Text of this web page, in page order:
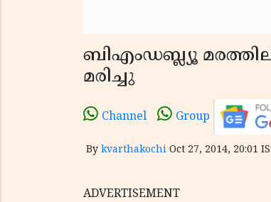
ബിഎംഡബ്ല്യൂ
മരിച്ചു
Channel Group
By kvarthakochi Oct 27, 2014, 20:01
ADVERTISEMENT